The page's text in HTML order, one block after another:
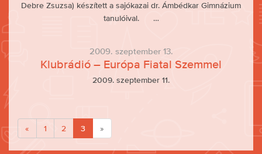
Debre Zsuzsa) készített a sajókazai dr. Ámbédkar Gimnázium
tanulóival. …
2009. szeptember 13.
Klubrádió – Európa Fiatal Szemmel
2009. szeptember 11.
« 1 2 3 »